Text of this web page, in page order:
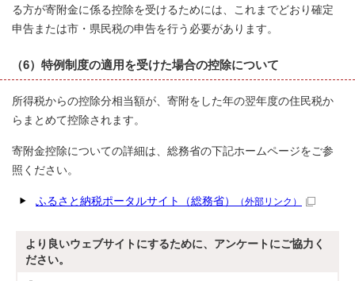
る方が寄附金に係る控除を受けるためには、これまでどおり確定
申告または市・県民税の申告を行う必要があります。
（6）特例制度の適用を受けた場合の控除について
所得税からの控除分相当額が、寄附をした年の翌年度の住民税か
らまとめて控除されます。
寄附金控除についての詳細は、総務省の下記ホームページをご参
照ください。
ふるさと納税ポータルサイト（総務省） （外部リンク）
より良いウェブサイトにするために、アンケートにご協力く
ださい。